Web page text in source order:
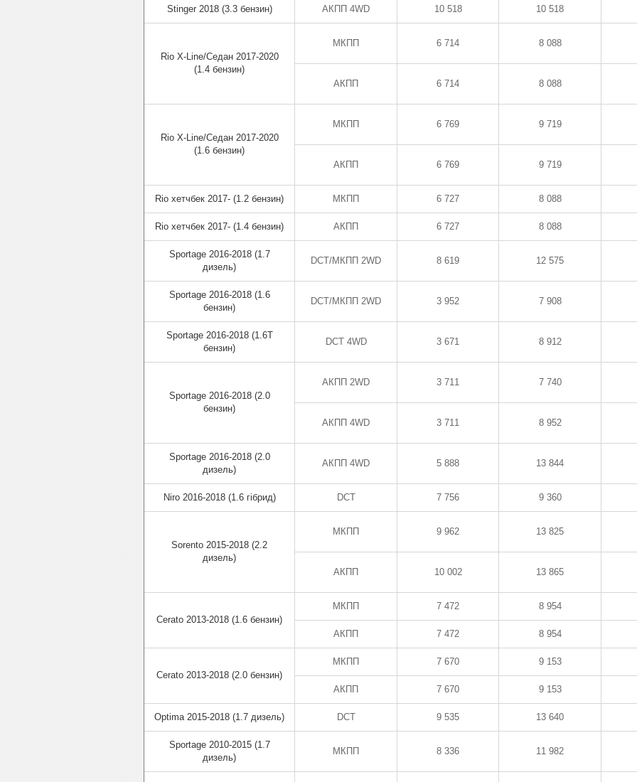
Stinger 2018 (3.3 бензин)
Rio X-Line/Седан 2017-2020
(1.4 бензин)
Rio X-Line/Седан 2017-2020
(1.6 бензин)
Rio хетчбек 2017- (1.2 бензин)
Rio хетчбек 2017- (1.4 бензин)
Sportage 2016-2018 (1.7
дизель)
Sportage 2016-2018 (1.6
бензин)
Sportage 2016-2018 (1.6T
бензин)
Sportage 2016-2018 (2.0
бензин)
Sportage 2016-2018 (2.0
дизель)
Niro 2016-2018 (1.6 гібрид)
Sorento 2015-2018 (2.2
дизель)
Cerato 2013-2018 (1.6 бензин)
Cerato 2013-2018 (2.0 бензин)
Optima 2015-2018 (1.7 дизель)
Sportage 2010-2015 (1.7
дизель)
АКПП 4WD 10 518 10 518
МКПП 6 714 8 088
АКПП 6 714 8 088
МКПП 6 769 9 719
АКПП 6 769 9 719
МКПП 6 727 8 088
АКПП 6 727 8 088
DCT/МКПП 2WD 8 619 12 575
DCT/МКПП 2WD 3 952 7 908
DCT 4WD 3 671 8 912
АКПП 2WD 3 711 7 740
АКПП 4WD 3 711 8 952
АКПП 4WD 5 888 13 844
DCT 7 756 9 360
МКПП 9 962 13 825
АКПП 10 002 13 865
МКПП 7 472 8 954
АКПП 7 472 8 954
МКПП 7 670 9 153
АКПП 7 670 9 153
DCT 9 535 13 640
МКПП 8 336 11 982